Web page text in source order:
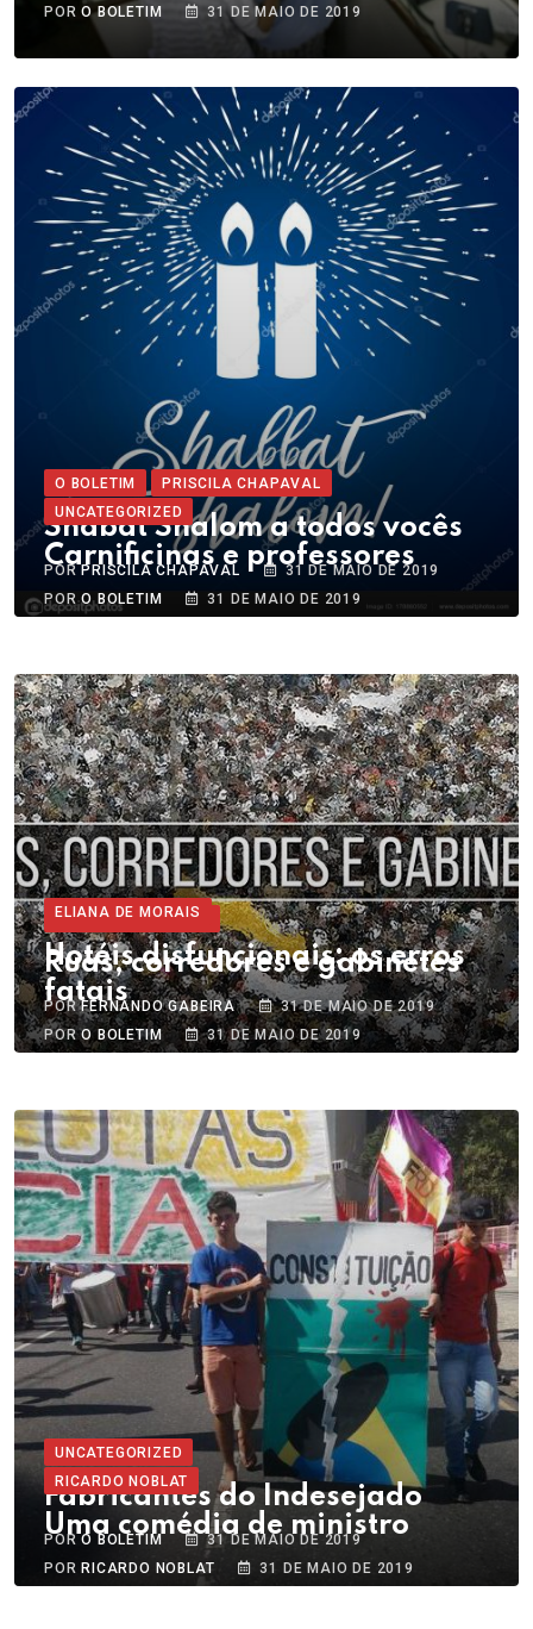
PORO BOLETIM 31 DE MAIO DE 2019
O BOLETIM PRISCILA CHAPAVAL
Shabat Shalom a todos vocês
POR PRISCILA CHAPAVAL 31 DE MAIO DE 2019
UNCATEGORIZED
Carnificinas e professores
PORO BOLETIM 31 DE MAIO DE 2019
FERNANDO GABEIRA
Ruas, corredores e gabinetes
PORFERNANDO GABEIRA 31 DE MAIO DE 2019
ELIANA DE MORAIS
Hotéis disfuncionais: os erros
fatais
PORO BOLETIM 31 DE MAIO DE 2019
UNCATEGORIZED
Fabricantes do Indesejado
PORO BOLETIM 31 DE MAIO DE 2019
RICARDO NOBLAT
Uma comédia de ministro
POR RICARDO NOBLAT 31 DE MAIO DE 2019